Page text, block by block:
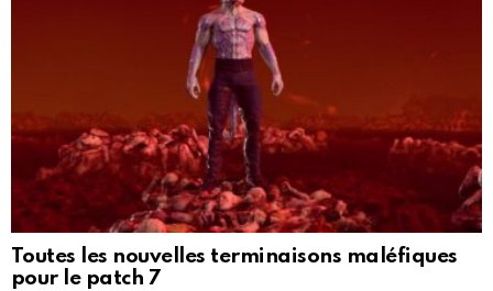
Toutes les nouvelles terminaisons maléfiques
pour le patch 7